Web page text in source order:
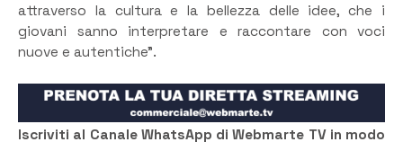
attraverso la cultura e la bellezza delle idee, che i
giovani sanno interpretare e raccontare con voci
nuove e autentiche”.
Iscriviti al Canale WhatsApp di Webmarte TV in modo